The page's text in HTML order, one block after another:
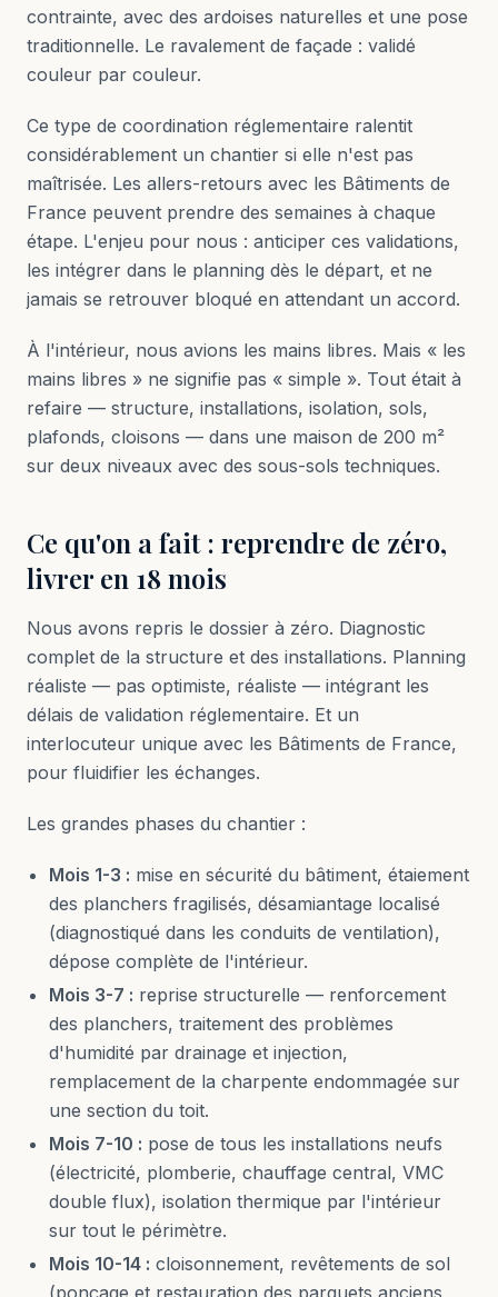
contrainte, avec des ardoises naturelles et une pose
traditionnelle. Le ravalement de façade : validé
couleur par couleur.
Ce type de coordination réglementaire ralentit
considérablement un chantier si elle n'est pas
maîtrisée. Les allers-retours avec les Bâtiments de
France peuvent prendre des semaines à chaque
étape. L'enjeu pour nous : anticiper ces validations,
les intégrer dans le planning dès le départ, et ne
jamais se retrouver bloqué en attendant un accord.
À l'intérieur, nous avions les mains libres. Mais « les
mains libres » ne signifie pas « simple ». Tout était à
refaire — structure, installations, isolation, sols,
plafonds, cloisons — dans une maison de 200 m²
sur deux niveaux avec des sous-sols techniques.
Ce qu'on a fait : reprendre de zéro,
livrer en 18 mois
Nous avons repris le dossier à zéro. Diagnostic
complet de la structure et des installations. Planning
réaliste — pas optimiste, réaliste — intégrant les
délais de validation réglementaire. Et un
interlocuteur unique avec les Bâtiments de France,
pour fluidifier les échanges.
Les grandes phases du chantier :
Mois 1-3 : mise en sécurité du bâtiment, étaiement
des planchers fragilisés, désamiantage localisé
(diagnostiqué dans les conduits de ventilation),
dépose complète de l'intérieur.
Mois 3-7 : reprise structurelle — renforcement
des planchers, traitement des problèmes
d'humidité par drainage et injection,
remplacement de la charpente endommagée sur
une section du toit.
Mois 7-10 : pose de tous les installations neufs
(électricité, plomberie, chauffage central, VMC
double flux), isolation thermique par l'intérieur
sur tout le périmètre.
Mois 10-14 : cloisonnement, revêtements de sol
(ponçage et restauration des parquets anciens